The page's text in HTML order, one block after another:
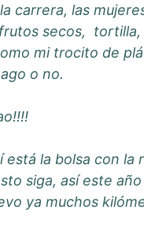
carrera, las
secos,
mi trocito de
o no.
está la bolsa con
siga, así este
ya muchos